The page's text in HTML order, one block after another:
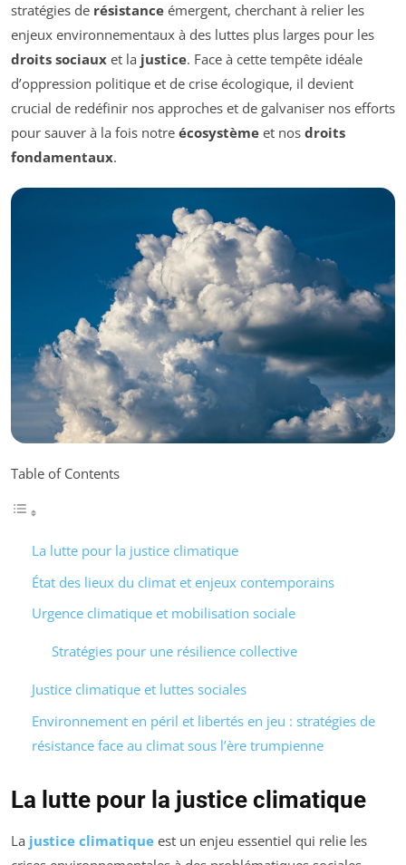
stratégies de résistance émergent, cherchant à relier les
enjeux environnementaux à des luttes plus larges pour les
droits sociaux et la justice. Face à cette tempête idéale
d’oppression politique et de crise écologique, il devient
crucial de redéfinir nos approches et de galvaniser nos efforts
pour sauver à la fois notre écosystème et nos droits
fondamentaux.
Table of Contents
La lutte pour la justice climatique
État des lieux du climat et enjeux contemporains
Urgence climatique et mobilisation sociale
Stratégies pour une résilience collective
Justice climatique et luttes sociales
Environnement en péril et libertés en jeu : stratégies de
résistance face au climat sous l’ère trumpienne
La lutte pour la justice climatique
La justice climatique est un enjeu essentiel qui relie les